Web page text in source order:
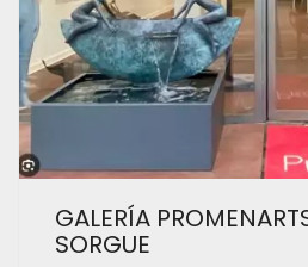
GALERÍA
SORGUE